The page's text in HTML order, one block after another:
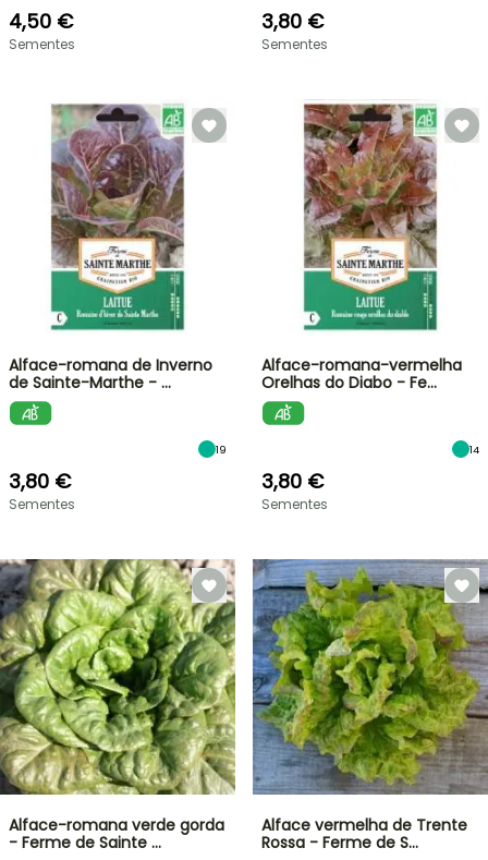
4,50 €
Sementes
3,80 €
Sementes
Alface-romana de Inverno
de Sainte-Marthe - …
19
3,80 €
Sementes
Alface-romana-vermelha
Orelhas do Diabo - Fe…
14
3,80 €
Sementes
Alface-romana verde gorda
- Ferme de Sainte …
Alface vermelha de Trente
Rossa - Ferme de S…